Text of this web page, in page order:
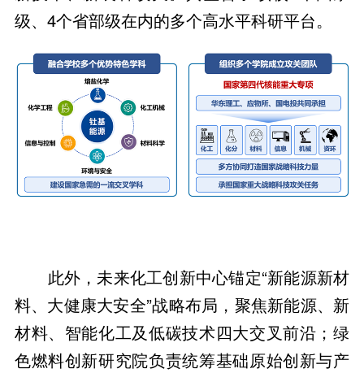
级、4个省部级在内的多个高水平科研平台。
此外，未来化工创新中心锚定“新能源新材
料、大健康大安全”战略布局，聚焦新能源、新
材料、智能化工及低碳技术四大交叉前沿；绿
色燃料创新研究院负责统筹基础原始创新与产